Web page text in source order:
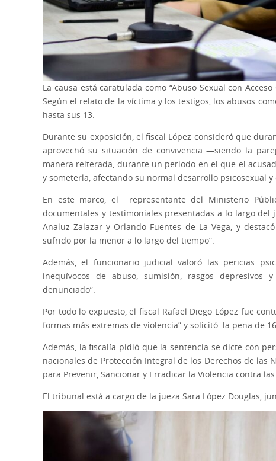
La causa está caratulada como “Abuso Sexual con
Según el relato de la víctima y los testigos, los abusos
hasta sus 13.
Durante su exposición, el fiscal López consideró que
aprovechó su situación de convivencia —siendo la
manera reiterada, durante un periodo en el que el
y someterla, afectando su normal desarrollo psicosexual
En este marco, el representante del Ministerio
documentales y testimoniales presentadas a lo largo
Analuz Zalazar y Orlando Fuentes de La Vega; y
sufrido por la menor a lo largo del tiempo”.
Además, el funcionario judicial valoró las pericias
inequívocos de abuso, sumisión, rasgos
denunciado”.
Por todo lo expuesto, el fiscal Rafael Diego López fue
formas más extremas de violencia” y solicitó la pena de
Además, la fiscalía pidió que la sentencia se dicte con
nacionales de Protección Integral de los Derechos de las
para Prevenir, Sancionar y Erradicar la Violencia contra
El tribunal está a cargo de la jueza Sara López Douglas,